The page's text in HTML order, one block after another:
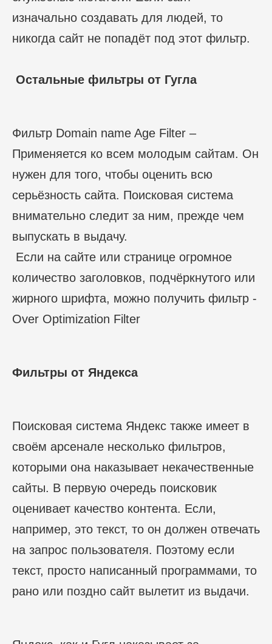
изначально создавать для людей, то
никогда сайт не попадёт под этот фильтр.
Остальные фильтры от Гугла
Фильтр Domain name Age Filter –
Применяется ко всем молодым сайтам. Он
нужен для того, чтобы оценить всю
серьёзность сайта. Поисковая система
внимательно следит за ним, прежде чем
выпускать в выдачу.
Если на сайте или странице огромное
количество заголовков, подчёркнутого или
жирного шрифта, можно получить фильтр -
Over Optimization Filter
Фильтры от Яндекса
Поисковая система Яндекс также имеет в
своём арсенале несколько фильтров,
которыми она наказывает некачественные
сайты. В первую очередь поисковик
оценивает качество контента. Если,
например, это текст, то он должен отвечать
на запрос пользователя. Поэтому если
текст, просто написанный программами, то
рано или поздно сайт вылетит из выдачи.